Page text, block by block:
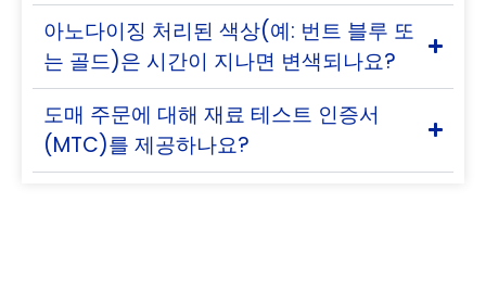
아노다이징 처리된 색상(예: 번트 블루 또
는 골드)은 시간이 지나면 변색되나요?
도매 주문에 대해 재료 테스트 인증서
(MTC)를 제공하나요?